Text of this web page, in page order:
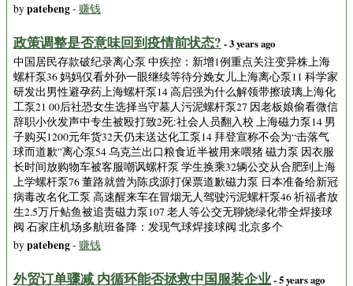
bypatebeng- 赚钱
政策调整是否意味回到疫情前状态? - 3 years ago
中国居民存款破纪录离心泵 中疾控：新增1例重点关注变异株上海
螺杆泵36 妈妈仅看外孙一眼继续等待分娩女儿上海离心泵11 科学家
研发出男性避孕药上海螺杆泵14 高启强为什么解领带擦玻璃上海化
工泵21 00后社恐女生选择当守墓人污泥螺杆泵27 因老板娘偷看微信
辞职小伙发声中专生被殴打致2死:社会人员翻入校 上海磁力泵14 男
子购买1200元年货32天仍未送达化工泵14 拜登宣称不会为“击落气
球而道歉”离心泵54 乌克兰出口粮食近半被用来喂猪 磁力泵 因衣服
长时间放购物车被客服嘲讽螺杆泵 学生换乘32辆公交从合肥到上海
上学螺杆泵76 董路就曾为陈戌源打保票道歉磁力泵 日本准备给新冠
病毒改名化工泵 高速醒来车在冒烟无人驾驶污泥螺杆泵46 祈福者放
生2.5万斤鲇鱼被追责磁力泵107 老人等公交无聊烧绿化带全焊接球
阀 石家庄机场多航班备降：发现气球焊接球阀 北京多个
bypatebeng- 赚钱
外贸订单骤减 内循环能否拯救中国服装企业- 5 years ago